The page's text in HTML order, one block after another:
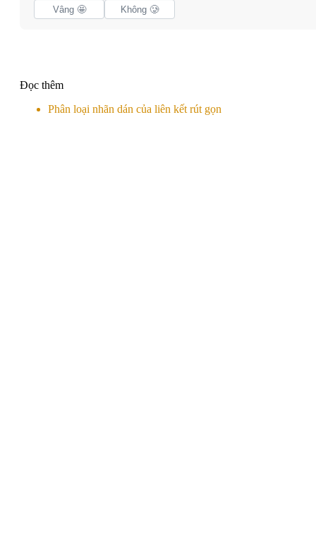
Vâng 🤩 Không 🥲
Đọc thêm
Phân loại nhãn dán của liên kết rút gọn